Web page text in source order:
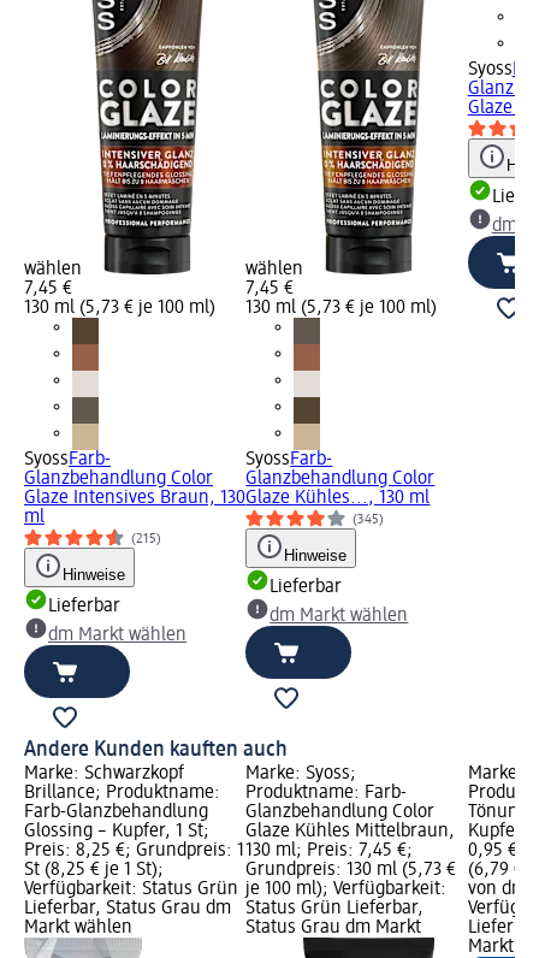
wählen
7,45 €
130 ml (5,73 € je 100 ml)
SyossFarb-
Glanzbehandlung Color
Glaze Intensives Braun, 130
ml
(215)
Hinweise
Lieferbar
dm Markt wählen
wählen
7,45 €
130 ml (5,73 € je 100 ml)
SyossFarb-
Glanzbehandlung Color
Glaze Kühles..., 130 ml
(345)
Hinweise
Lieferbar
dm Markt wählen
Syoss
Glaze
dm
Andere Kunden kauften auch
Marke: Schwarzkopf
Brillance; Produktname:
Farb-Glanzbehandlung
Glossing – Kupfer, 1 St;
Preis: 8,25 €; Grundpreis: 1
St (8,25 € je 1 St);
Verfügbarkeit: Status Grün
Lieferbar, Status Grau dm
Markt wählen
Marke: Syoss;
Produktname: Farb-
Glanzbehandlung Color
Glaze Kühles Mittelbraun,
130 ml; Preis: 7,45 €;
Grundpreis: 130 ml (5,73 €
je 100 ml); Verfügbarkeit:
Status Grün Lieferbar,
Status Grau dm Markt
Marke:
0,95 €;
(6,79 €
von dm
Markt